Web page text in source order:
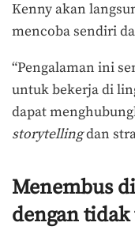
Kenny akan
mencoba sendiri
“Pengalaman ini
untuk bekerja di
dapat
storytellingdan
Menembus
dengan